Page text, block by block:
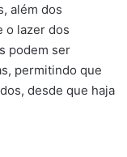
além dos
o lazer dos
podem ser
permitindo que
desde que haja